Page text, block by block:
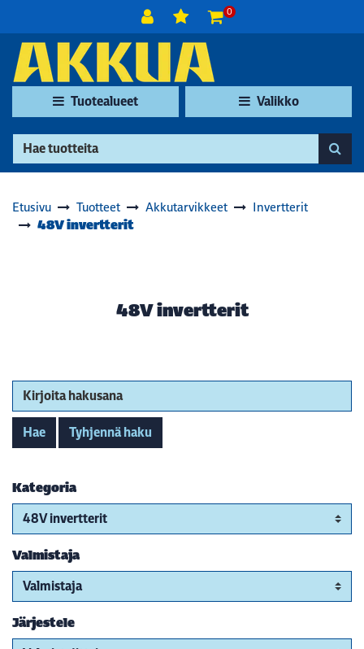
0
Tuotealueet Valikko
Etusivu Tuotteet Akkutarvikkeet Invertterit
48V invertterit
48V invertterit
Kirjoita hakusana
Hae Tyhjennä haku
Kategoria
Valmistaja
Järjestele